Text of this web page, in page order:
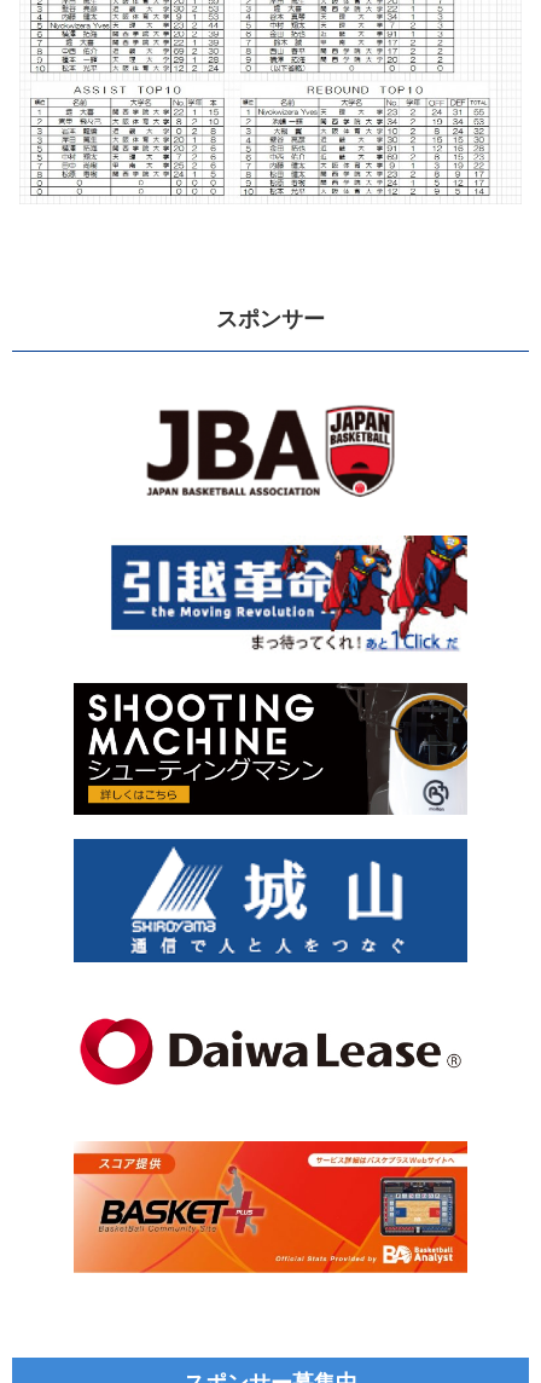
スポンサー